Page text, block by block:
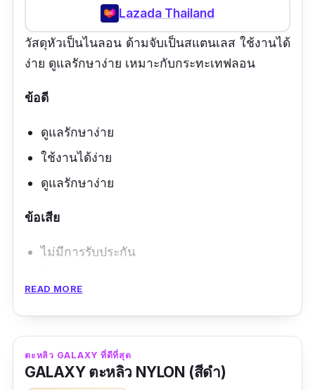
Lazada Thailand
วัสดุหัวเป็นไนลอน ด้ามจับเป็นสแตนเลส ใช้งานได้
ง่าย ดูแลรักษาง่าย เหมาะกับกระทะเทฟลอน
ข้อดี
ดูแลรักษาง่าย
ใช้งานได้ง่าย
ดูแลรักษาง่าย
ข้อเสีย
ไม่มีการรับประกัน
READ MORE
ตะหลิว GALAXY ที่ดีที่สุด
GALAXY ตะหลิว NYLON (สีดำ)